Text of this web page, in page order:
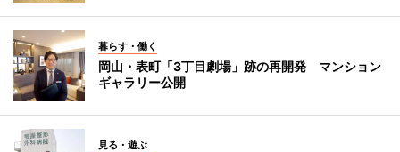
暮らす・働く
岡山・表町「3丁目劇場」跡の再開発 マンション
ギャラリー公開
見る・遊ぶ